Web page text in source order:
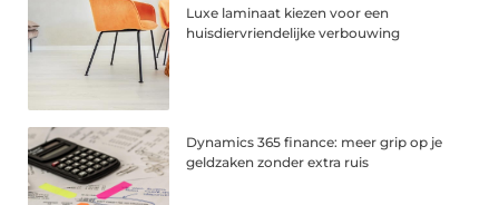
Luxe laminaat kiezen voor een
huisdiervriendelijke verbouwing
Dynamics 365 finance: meer grip op je
geldzaken zonder extra ruis